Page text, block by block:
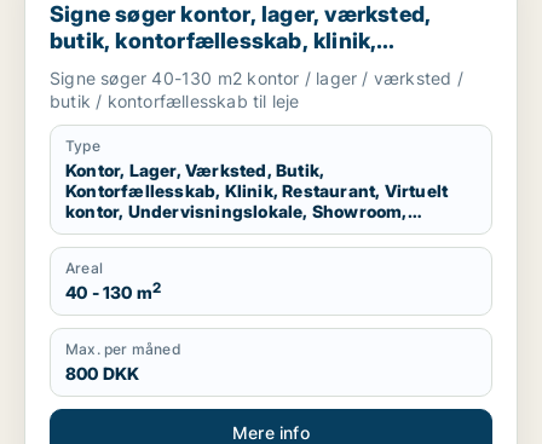
Signe søger kontor, lager, værksted,
butik, kontorfællesskab, klinik,
restaurant, virtuelt kontor,
undervisningslokale, showroom,
erhvervsgrund, produktionslokaler eller
garage til leje i København K, Virum eller
Helsingør m.fl.
Signe søger 40-130 m2 kontor / lager / værksted /
butik / kontorfællesskab til leje
Type
Kontor, Lager, Værksted, Butik,
Kontorfællesskab, Klinik, Restaurant, Virtuelt
kontor, Undervisningslokale, Showroom,
Erhvervsgrund, Produktionslokaler, Garage
Areal
40 - 130 m2
Max. per måned
800 DKK
Mere info